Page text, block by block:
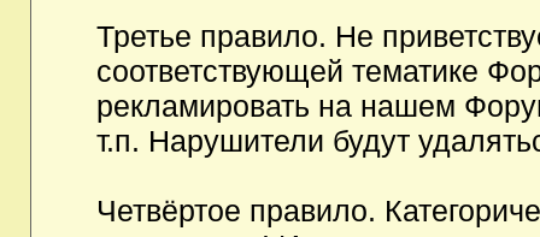
Третье правило. Не
соответствующей тематике
рекламировать на нашем
т.п. Нарушители будут
Четвёртое правило.